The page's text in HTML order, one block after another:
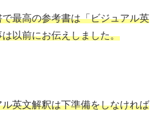
最高の参考書は「ビジュアル英
以前にお伝えしました。
英文解釈は下準備をしなければ